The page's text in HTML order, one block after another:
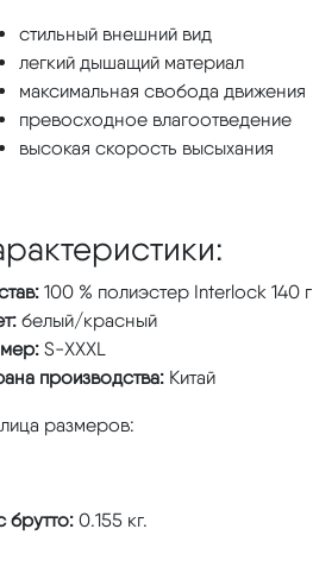
стильный внешний вид
легкий дышащий материал
максимальная свобода движения
превосходное влагоотведение
высокая скорость высыхания
100 % полиэстер Interlock 140 г
белый/красный
S-XXXL
производства: Китай
размеров:
брутто: 0.155 кг.